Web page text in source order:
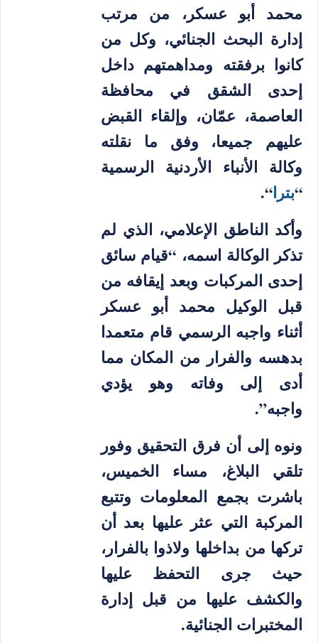
محمد أبو عسكر، من مرتب
إدارة البحث الجنائي، وكل من
كانوا برفقته ومداهمتهم داخل
إحدى الشقق في محافظة
العاصمة، عمّان، وإلقاء القبض
عليهم جميعا، وفق ما نقلته
وكالة الأنباء الأردنية الرسمية
“بترا“.
وأكد الناطق الإعلامي، الذي لم
تذكر الوكالة اسمه، “قيام سائق
إحدى المركبات وبعد إيقافه من
قبل الوكيل محمد أبو عسكر
أثناء واجبه الرسمي قام متعمدا
بدهسه والفرار من المكان مما
أدى إلى وفاته وهو يؤدي
واجبه”.
ونوه إلى أن فرق التحقيق وفور
تلقي البلاغ، مساء الخميس،
باشرت بجمع المعلومات وتتبع
المركبة التي عثر عليها بعد أن
تركها من بداخلها ولاذوا بالفرار،
حيث جرى التحفظ عليها
والكشف عليها من قبل إدارة
المختبرات الجنائية.